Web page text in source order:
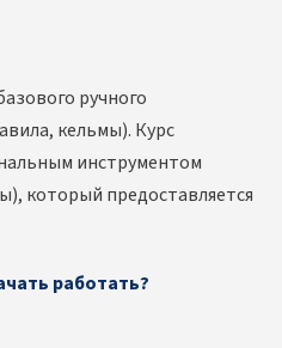
ручного
кельмы). Курс
инструментом
который предоставляется
работать?